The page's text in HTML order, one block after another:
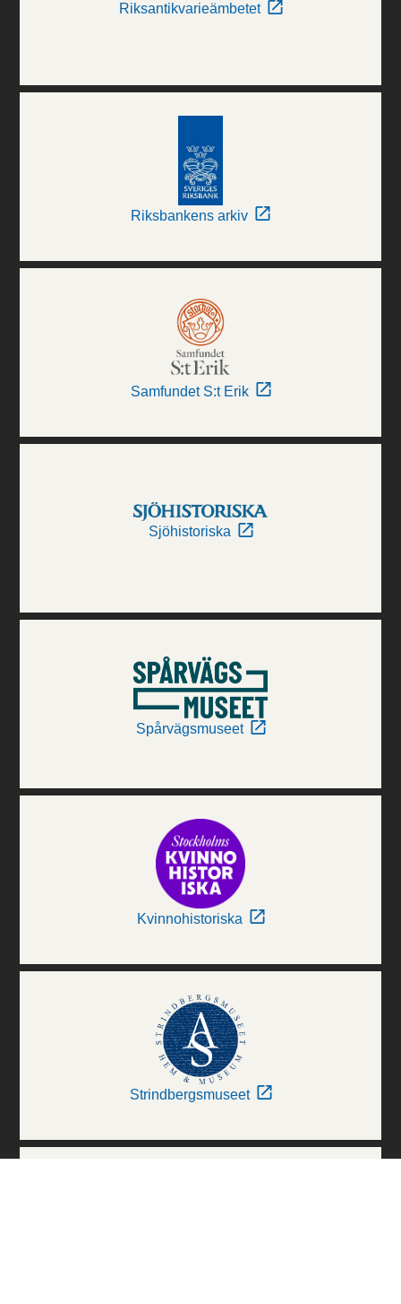
Riksantikvarieämbetet
Riksbankens arkiv
Samfundet S:t Erik
Sjöhistoriska
Spårvägsmuseet
Kvinnohistoriska
Strindbergsmuseet